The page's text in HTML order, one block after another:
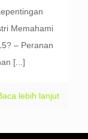
Memahami
– Peranan
[...]
lebih lanjut